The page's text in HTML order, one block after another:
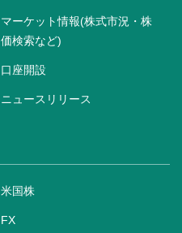
マーケット情報(株式市況・株
価検索など)
口座開設
ニュースリリース
米国株
FX